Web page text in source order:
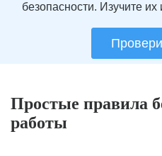
безопасности. Изучите
Простые правила
работы